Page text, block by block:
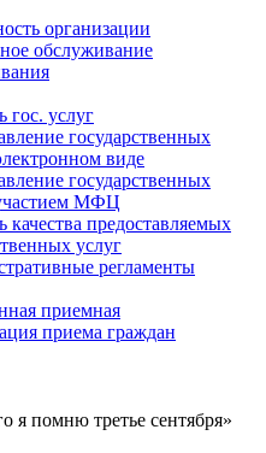
организации
обслуживание
гос. услуг
государственных
виде
государственных
МФЦ
качества предоставляемых
услуг
регламенты
приемная
приема граждан
я помню третье сентября»